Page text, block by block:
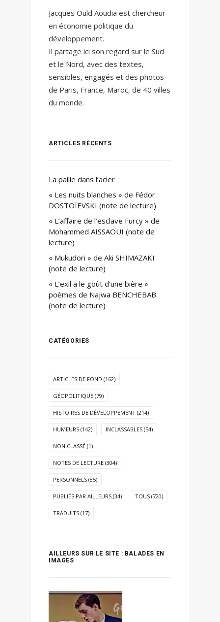
Jacques Ould Aoudia est chercheur
en économie politique du
développement.
Il partage ici son regard sur le Sud
et le Nord, avec des textes,
sensibles, engagés et des photos
de Paris, France, Maroc, de 40 villes
du monde.
ARTICLES RÉCENTS
La paille dans l’acier
« Les nuits blanches » de Fédor
DOSTOÏEVSKI (note de lecture)
« L’affaire de l’esclave Furcy » de
Mohammed AISSAOUI (note de
lecture)
« Mukudori » de Aki SHIMAZAKI
(note de lecture)
« L’exil a le goût d’une bière »
poèmes de Najwa BENCHEBAB
(note de lecture)
CATÉGORIES
ARTICLES DE FOND (162)
GÉOPOLITIQUE (79)
HISTOIRES DE DÉVELOPPEMENT (214)
HUMEURS (142) INCLASSABLES (54)
NON CLASSÉ (1)
NOTES DE LECTURE (304)
PERSONNELS (85)
PUBLIÉS PAR AILLEURS (34) TOUS (720)
TRADUITS (17)
AILLEURS SUR LE SITE : BALADES EN
IMAGES